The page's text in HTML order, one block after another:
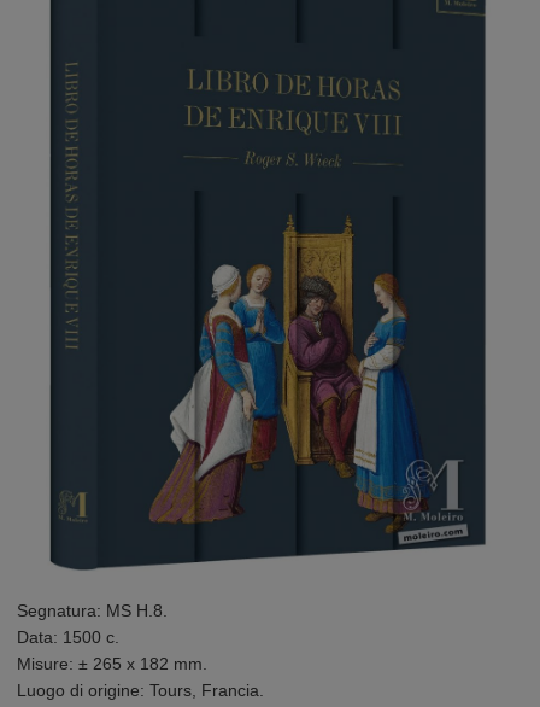
Segnatura: MS H.8.
Data: 1500 c.
Misure: ± 265 x 182 mm.
Luogo di origine: Tours, Francia.